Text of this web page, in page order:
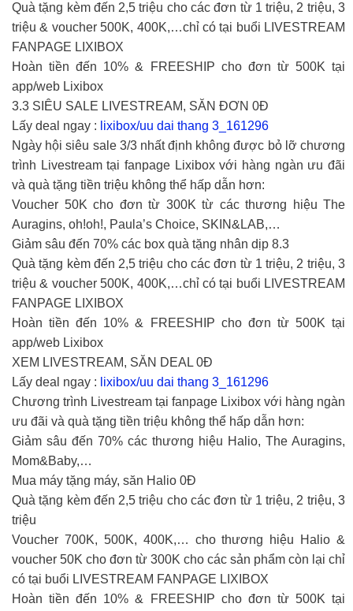
Quà tặng kèm đến 2,5 triệu cho các đơn từ 1 triệu, 2 triệu, 3
triệu & voucher 500K, 400K,…chỉ có tại buổi LIVESTREAM
FANPAGE LIXIBOX
Hoàn tiền đến 10% & FREESHIP cho đơn từ 500K tại
app/web Lixibox
3.3 SIÊU SALE LIVESTREAM, SĂN ĐƠN 0Đ
Lấy deal ngay : lixibox/uu dai thang 3_161296
Ngày hội siêu sale 3/3 nhất định không được bỏ lỡ chương
trình Livestream tại fanpage Lixibox với hàng ngàn ưu đãi
và quà tặng tiền triệu không thể hấp dẫn hơn:
Voucher 50K cho đơn từ 300K từ các thương hiệu The
Auragins, oh!oh!, Paula’s Choice, SKIN&LAB,…
Giảm sâu đến 70% các box quà tặng nhân dịp 8.3
Quà tặng kèm đến 2,5 triệu cho các đơn từ 1 triệu, 2 triệu, 3
triệu & voucher 500K, 400K,…chỉ có tại buổi LIVESTREAM
FANPAGE LIXIBOX
Hoàn tiền đến 10% & FREESHIP cho đơn từ 500K tại
app/web Lixibox
XEM LIVESTREAM, SĂN DEAL 0Đ
Lấy deal ngay : lixibox/uu dai thang 3_161296
Chương trình Livestream tại fanpage Lixibox với hàng ngàn
ưu đãi và quà tặng tiền triệu không thể hấp dẫn hơn:
Giảm sâu đến 70% các thương hiệu Halio, The Auragins,
Mom&Baby,…
Mua máy tặng máy, săn Halio 0Đ
Quà tặng kèm đến 2,5 triệu cho các đơn từ 1 triệu, 2 triệu, 3
triệu
Voucher 700K, 500K, 400K,… cho thương hiệu Halio &
voucher 50K cho đơn từ 300K cho các sản phẩm còn lại chỉ
có tại buổi LIVESTREAM FANPAGE LIXIBOX
Hoàn tiền đến 10% & FREESHIP cho đơn từ 500K tại